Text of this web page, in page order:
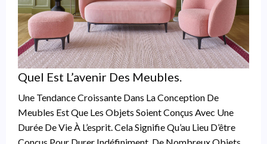
Quel Est L’avenir Des Meubles.
Une Tendance Croissante Dans La Conception De
Meubles Est Que Les Objets Soient Conçus Avec Une
Durée De Vie À L’esprit. Cela Signifie Qu’au Lieu D’être